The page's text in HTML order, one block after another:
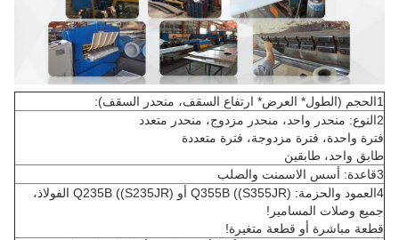
1الحجم (الطول* العرض* ارتفاع السقف، منحدر السقف):
2النوع: منحدر واحد، منحدر مزدوج، منحدر متعدد
فترة واحدة، فترة مزدوجة، فترة متعددة
طابق واحد، طابقين
3قاعدة: أسس الاسمنت والصلب
4العمود والحزمة: Q355B ((S355JR) أو Q235B ((S235JR) الفولاذ،
جميع وصلات المسامير!
قطعة مباشرة أو قطعة متغيرة!